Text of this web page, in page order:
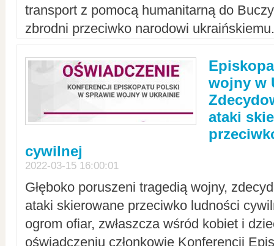
transport z pomocą humanitarną do
zbrodni przeciwko narodowi
wojny w
ataki
cywilnej
2022-03-15 16:00:01
Głęboko poruszeni tragedią wojny,
ataki skierowane przeciwko ludności
ogrom ofiar, zwłaszcza wśród kobiet i
oświadczeniu członkowie Konferencji